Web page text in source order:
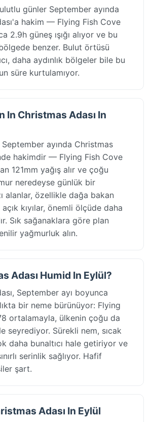
günler September ayında
hakim — Flying Fish Cove
2.9h güneş ışığı alıyor ve bu
benzer. Bulut örtüsü
daha aydınlık bölgeler bile bu
süre kurtulamıyor.
In Christmas Adası In
ayında Christmas
hakimdir — Flying Fish Cove
121mm yağış alır ve çoğu
neredeyse günlük bir
alanlar, özellikle dağa bakan
kıyılar, önemli ölçüde daha
Sık sağanaklara göre plan
yağmurluk alın.
Adası Humid In Eylül?
September ayı boyunca
bir neme bürünüyor: Flying
ortalamayla, ülkenin çoğu da
seyrediyor. Sürekli nem, sıcak
daha bunaltıcı hale getiriyor ve
serinlik sağlıyor. Hafif
şart.
Adası In Eylül